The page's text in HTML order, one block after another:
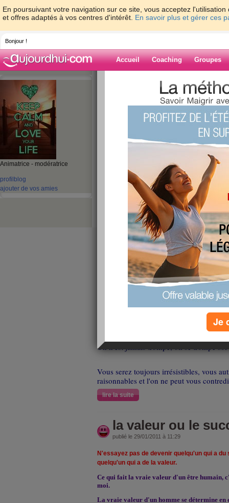
En poursuivant votre navigation sur ce site, vous acceptez
et offres adaptés à vos centres d'intérêt. En savoir plus et gérer ces
Bonjour !
Accueil Coaching Groupes
Animatrice - modératrice
profil blog
ajouter de vos amies
> micheleflochic
Blog de
21 - 30 31 - 35
‹ Préc. 1 2 3 4 5
mon humeur du
publié le 09/02/2011 à 19:51
Goethe écrivait il y a deux cents ans... Tellement
Traitez quelqu’un tel qu’il est et il ne fera
qu’il pourrait être et il deviendra tel qu’il
La société des femmes est la source du bon usage.
On n'est jamais trompé, on se trompe
Vous serez toujours irrésistibles, vous
raisonnables et l'on ne peut vous
lire la suite
la valeur ou le
publié le 29/01/2011 à 11:29
N'essayez pas de devenir quelqu'un qui a
quelqu'un qui a de la valeur.
Ce qui fait la vraie valeur d'un être humain,
moi.
La vraie valeur d'un homme se détermine en
Je